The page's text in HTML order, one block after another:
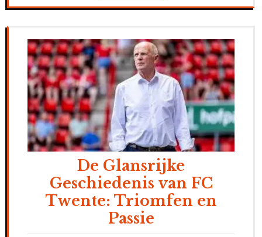
De Glansrijke
Geschiedenis van FC
Twente: Triomfen en
Passie